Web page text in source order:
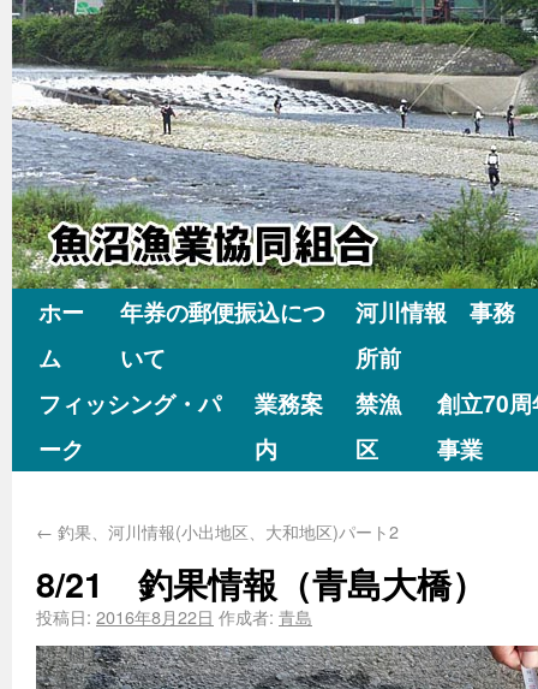
ホー
ム
年券の郵便振込につ
いて
河川情報 事務
所前
フィッシング・パ
ーク
業務案
内
禁漁
区
創立70
事業
← 釣果、河川情報(小出地区、大和地区)パート2
8/21 釣果情報（青島大橋）
投稿日: 2016年8月22日 作成者: 青島